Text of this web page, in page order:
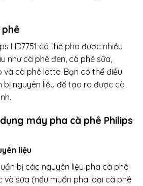
phê
HD7751 có thể pha được nhiều
như cà phê đen, cà phê sữa,
và cà phê latte. Bạn có thể điều
bị nguyên liệu để tạo ra được cà
máy pha cà phê Philips
liệu
bị các nguyên liệu pha cà phê
và sữa (nếu muốn pha loại cà phê